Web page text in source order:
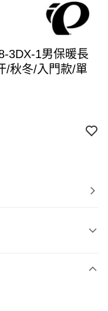
3DX-1男保暖長
/秋冬/入門款/單